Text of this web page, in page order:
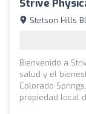
Strive
Stetson Hills
Bienvenido a
salud y el
Colorado
propiedad local